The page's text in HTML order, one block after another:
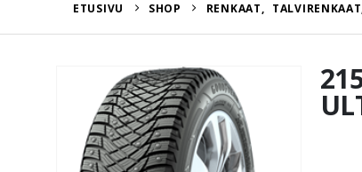
ETUSIVU SHOP RENKAAT, TALVIRENKAAT